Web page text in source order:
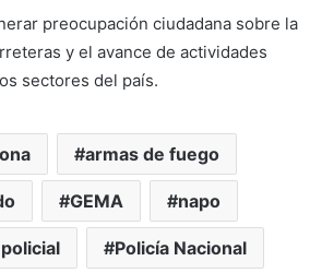
preocupación ciudadana sobre la
y el avance de actividades
sectores del país.
armas de fuego
GEMA napo
Policía Nacional